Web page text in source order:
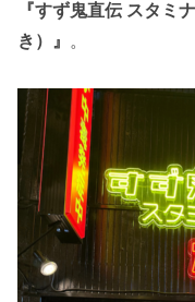
『すず鬼直伝 スタミ
き）』
。